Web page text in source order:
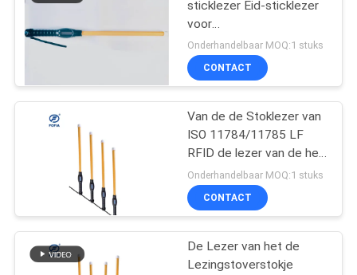
CITAAT
SITEMAP
PRIVACY
sticklezer Eid-sticklezer
voor
dierenidentificatiestandaarden
Onderhandelbaar MOQ:1 stuks
CONTACT
Van de de Stoklezer van
ISO 11784/11785 LF
RFID de lezer van de het
veemarkering met grote
gegevensopslag
Onderhandelbaar MOQ:1 stuks
CONTACT
De Lezer van het de
Lezingstoverstokje